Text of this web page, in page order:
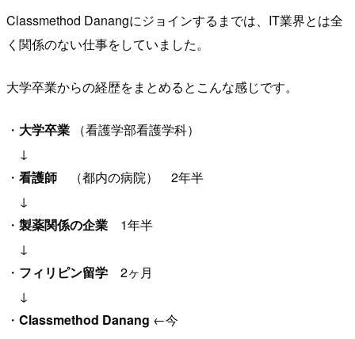
Classmethod Danangにジョインするまでは、IT業界とは全
く関係のない仕事をしていました。
大学卒業からの経歴をまとめるとこんな感じです。
・ 大学卒業 （看護学部看護学科）
↓
・ 看護師 （都内の病院） 2年半
↓
・ 製薬関係の企業 1年半
↓
・ フィリピン留学 2ヶ月
↓
・ Classmethod Danang ←今